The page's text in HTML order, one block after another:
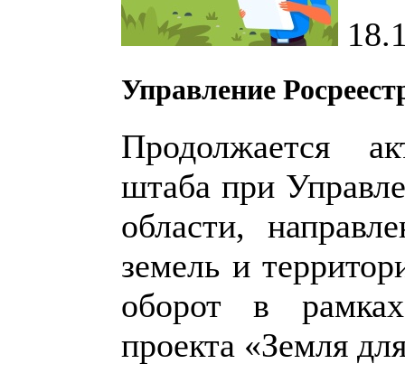
Управление
Продолжается
штаба при
области,
земель и
оборот в рамках
проекта «Земля